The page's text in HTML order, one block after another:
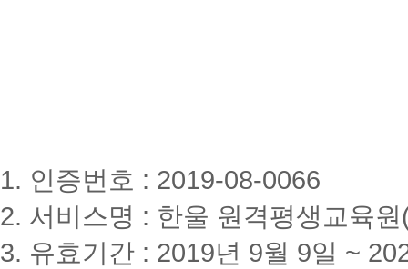
1. 인증번호 : 2019-08-0066
2. 서비스명 : 한울 원격평생교육
3. 유효기간 : 2019년 9월 9일 ~